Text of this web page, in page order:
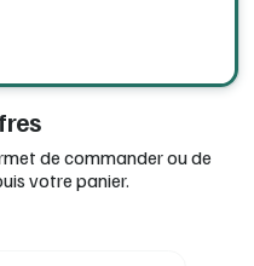
appris.
autonome écrite et
du manuel, afin que l’élève
non abordées.
de commander ou de
votre panier.